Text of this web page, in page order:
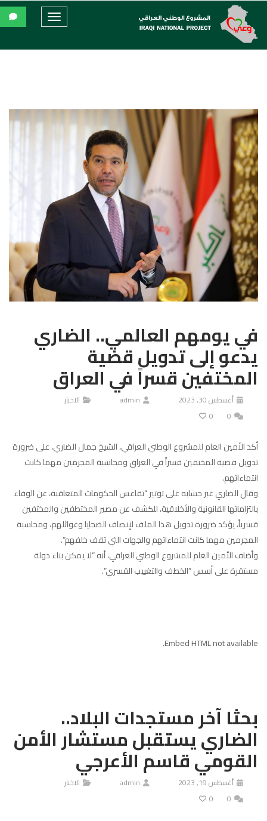
في يومهم العالمي.. الضاري
يدعو إلى تدويل قضية
المختفين قسراً في العراق
أغسطس 30, 2023 admin
الاخبار
0
0
أكد الأمين العام للمشروع الوطني العراقي، الشيخ جمال الضاري، على ضرورة
تدويل قضية المختفين قسراً في العراق ومحاسبة المجرمين مهما كانت
انتماءاتهم.
وقال الضاري عبر حسابه على توتير “تقاعس الحكومات المتعاقبة، عن الوفاء
بالتزاماتها القانونية والأخلاقية، للكشف عن مصير المختطفين والمختفين
قسرياً، يؤكد ضرورة تدويل هذا الملف لإنصاف الضحايا وعوائلهم، ومحاسبة
المجرمين مهما كانت انتماءاتهم والجهات التي تقف خلفهم”.
وأضاف الأمين العام للمشروع الوطني العراقي، أنه “لا يمكن بناء دولة
مستقرة على أسس “الخطف والتغييب القسري”.
Embed HTML not available.
بحثا آخر مستجدات البلاد..
الضاري يستقبل مستشار الأمن
القومي قاسم الأعرجي
أغسطس 19, 2023 admin
الاخبار
0
0